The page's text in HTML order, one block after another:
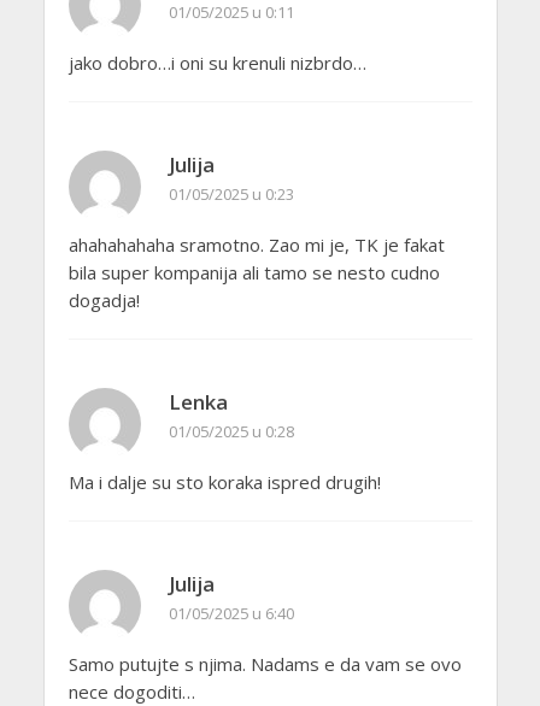
01/05/2025 u 0:11
jako dobro…i oni su krenuli nizbrdo…
Julija
01/05/2025 u 0:23
ahahahahaha sramotno. Zao mi je, TK je fakat
bila super kompanija ali tamo se nesto cudno
dogadja!
Lenka
01/05/2025 u 0:28
Ma i dalje su sto koraka ispred drugih!
Julija
01/05/2025 u 6:40
Samo putujte s njima. Nadams e da vam se ovo
nece dogoditi…